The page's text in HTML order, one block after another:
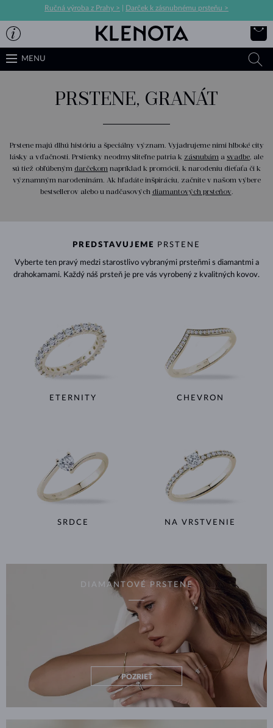
Ručná výroba z Prahy > Darček k zásnubnému prsteňu >
MENU
PRSTENE, GRANÁT
Prstene majú dlhú históriu a špeciálny význam. Vyjadrujeme nimi hlboké city
lásky a vďačnosti. Prstienky neodmysliteľne patria k zásnubám a svadbe, ale
sú tiež obľúbeným darčekom napríklad k promócii, k narodeniu dieťaťa či k
významným narodeninám. Ak hľadáte inšpiráciu, začnite v našom výbere
bestsellerov alebo u nadčasových diamantových prsteňov.
PREDSTAVUJEME PRSTENE
Vyberte ten pravý medzi starostlivo vybranými prsteňmi s diamantmi a
drahokamami. Každý náš prsteň je pre vás vyrobený z kvalitných kovov.
ETERNITY CHEVRON
SRDCE NA VRSTVENIE
DIAMANTOVÉ PRSTENE
POZRIEŤ